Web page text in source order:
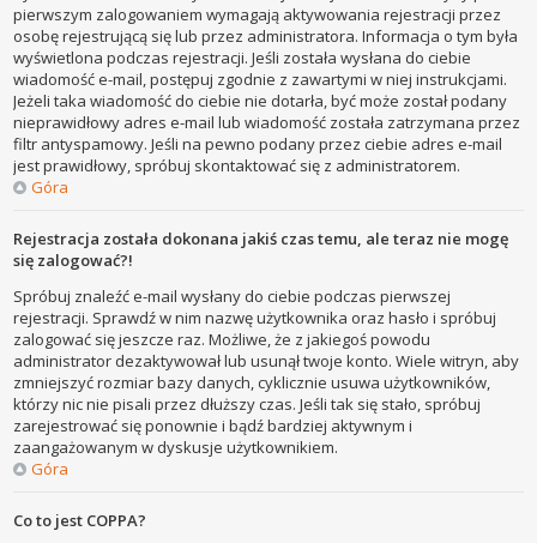
pierwszym zalogowaniem wymagają aktywowania rejestracji przez
osobę rejestrującą się lub przez administratora. Informacja o tym była
wyświetlona podczas rejestracji. Jeśli została wysłana do ciebie
wiadomość e-mail, postępuj zgodnie z zawartymi w niej instrukcjami.
Jeżeli taka wiadomość do ciebie nie dotarła, być może został podany
nieprawidłowy adres e-mail lub wiadomość została zatrzymana przez
filtr antyspamowy. Jeśli na pewno podany przez ciebie adres e-mail
jest prawidłowy, spróbuj skontaktować się z administratorem.
Góra
Rejestracja została dokonana jakiś czas temu, ale teraz nie mogę
się zalogować?!
Spróbuj znaleźć e-mail wysłany do ciebie podczas pierwszej
rejestracji. Sprawdź w nim nazwę użytkownika oraz hasło i spróbuj
zalogować się jeszcze raz. Możliwe, że z jakiegoś powodu
administrator dezaktywował lub usunął twoje konto. Wiele witryn, aby
zmniejszyć rozmiar bazy danych, cyklicznie usuwa użytkowników,
którzy nic nie pisali przez dłuższy czas. Jeśli tak się stało, spróbuj
zarejestrować się ponownie i bądź bardziej aktywnym i
zaangażowanym w dyskusje użytkownikiem.
Góra
Co to jest COPPA?